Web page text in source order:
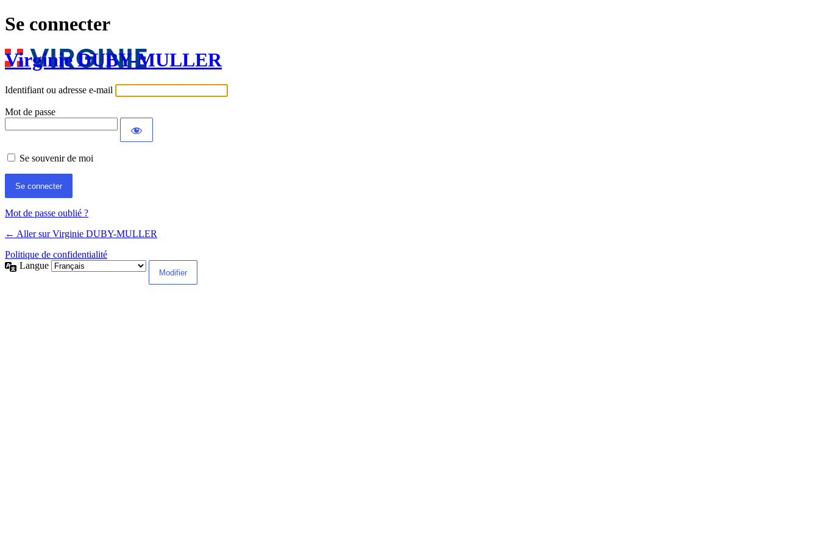
Se connecter
Virginie DUBY-MULLER
Identifiant ou adresse e-mail
Mot de passe
Se souvenir de moi
Mot de passe oublié ?
← Aller sur Virginie DUBY-MULLER
Politique de confidentialité
Langue